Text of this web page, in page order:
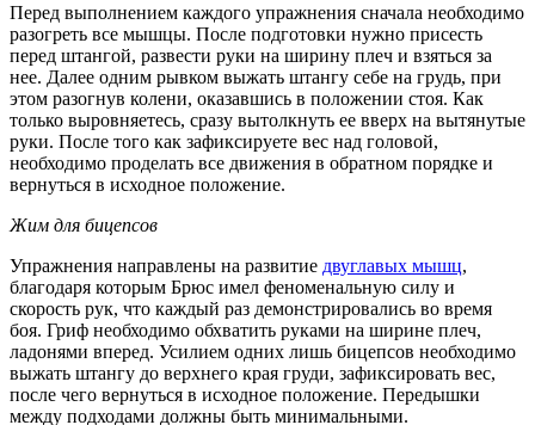
Перед выполнением каждого упражнения сначала необходимо
разогреть все мышцы. После подготовки нужно присесть
перед штангой, развести руки на ширину плеч и взяться за
нее. Далее одним рывком выжать штангу себе на грудь, при
этом разогнув колени, оказавшись в положении стоя. Как
только выровняетесь, сразу вытолкнуть ее вверх на вытянутые
руки. После того как зафиксируете вес над головой,
необходимо проделать все движения в обратном порядке и
вернуться в исходное положение.
Жим для бицепсов
Упражнения направлены на развитие двуглавых мышц,
благодаря которым Брюс имел феноменальную силу и
скорость рук, что каждый раз демонстрировались во время
боя. Гриф необходимо обхватить руками на ширине плеч,
ладонями вперед. Усилием одних лишь бицепсов необходимо
выжать штангу до верхнего края груди, зафиксировать вес,
после чего вернуться в исходное положение. Передышки
между подходами должны быть минимальными.